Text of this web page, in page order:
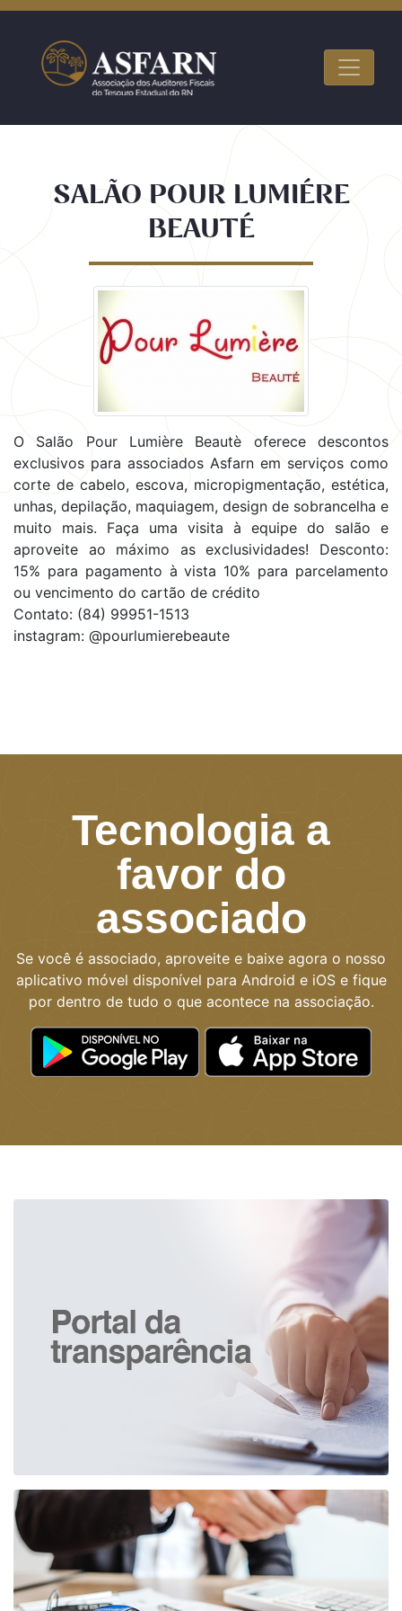
SALÃO POUR LUMIÉRE
BEAUTÉ
O Salão Pour Lumière Beautè oferece descontos
exclusivos para associados Asfarn em serviços como
corte de cabelo, escova, micropigmentação, estética,
unhas, depilação, maquiagem, design de sobrancelha e
muito mais. Faça uma visita à equipe do salão e
aproveite ao máximo as exclusividades! Desconto:
15% para pagamento à vista 10% para parcelamento
ou vencimento do cartão de crédito
Contato: (84) 99951-1513
instagram: @pourlumierebeaute
Tecnologia a
favor do
associado
Se você é associado, aproveite e baixe agora o nosso
aplicativo móvel disponível para Android e iOS e fique
por dentro de tudo o que acontece na associação.